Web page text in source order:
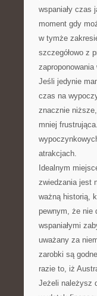
wspaniały czas
moment gdy
w tymże
szczegółowo z
Jeśli jedynie
czas na
znacznie
mniej
atrakcjach.
Idealnym
zwiedzania jest
ważną historią,
pewnym, że nie
wspaniałymi
uważany za
zarobki są
razie to, iż
Jeżeli należysz